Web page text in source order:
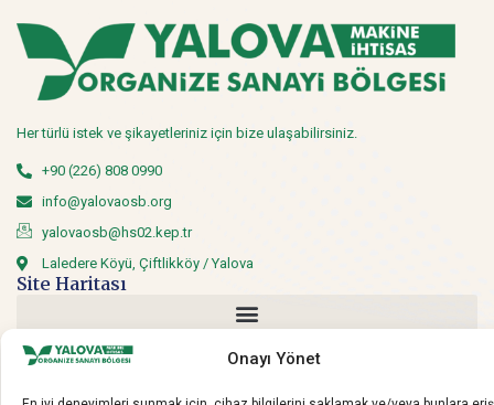
Onayı Yönet
Her türlü istek ve şikayetleriniz için bize ulaşabilirsiniz.
+90 (226) 808 0990
info@yalovaosb.org
yalovaosb@hs02.kep.tr
Laledere Köyü, Çiftlikköy / Yalova
Site Haritası
Sosyal Medya